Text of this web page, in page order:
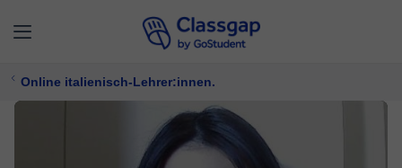
Online italienisch-Lehrer:innen.